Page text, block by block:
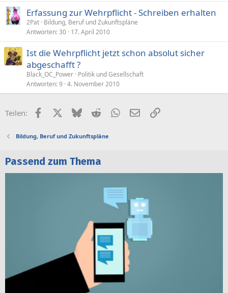
Erfassung zur Wehrpflicht - Schreiben erhalten
2Pat Bildung, Beruf und Zukunftspläne
Antworten 30 17. April 2010
Ist die Wehrpflicht jetzt schon absolut sicher
abgeschafft ?
Black_OC_Power Politik und Gesellschaft
Antworten 9 4. November 2010
Teilen: FacebookX (Twitter)
BlueskyRedditWhatsApp
E-MailLink
Bildung, Beruf und Zukunftspläne
Passend zum Thema